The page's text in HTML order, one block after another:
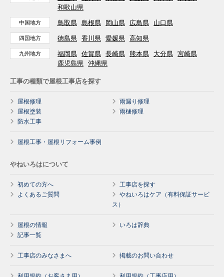
和歌山県
中国地方 鳥取県 島根県 岡山県 広島県 山口県
四国地方 徳島県 香川県 愛媛県 高知県
九州地方 福岡県 佐賀県 長崎県 熊本県 大分県 宮崎県
鹿児島県 沖縄県
工事の種類で屋根工事店を探す
屋根修理
雨漏り修理
屋根塗装
雨樋修理
防水工事
屋根工事・屋根リフォーム事例
やねいろはについて
初めての方へ
工事店を探す
よくあるご質問
やねいろはケア（有料保証サービ
ス）
屋根の情報
いろは辞典
記事一覧
工事店のみなさまへ 掲載のお問い合わせ